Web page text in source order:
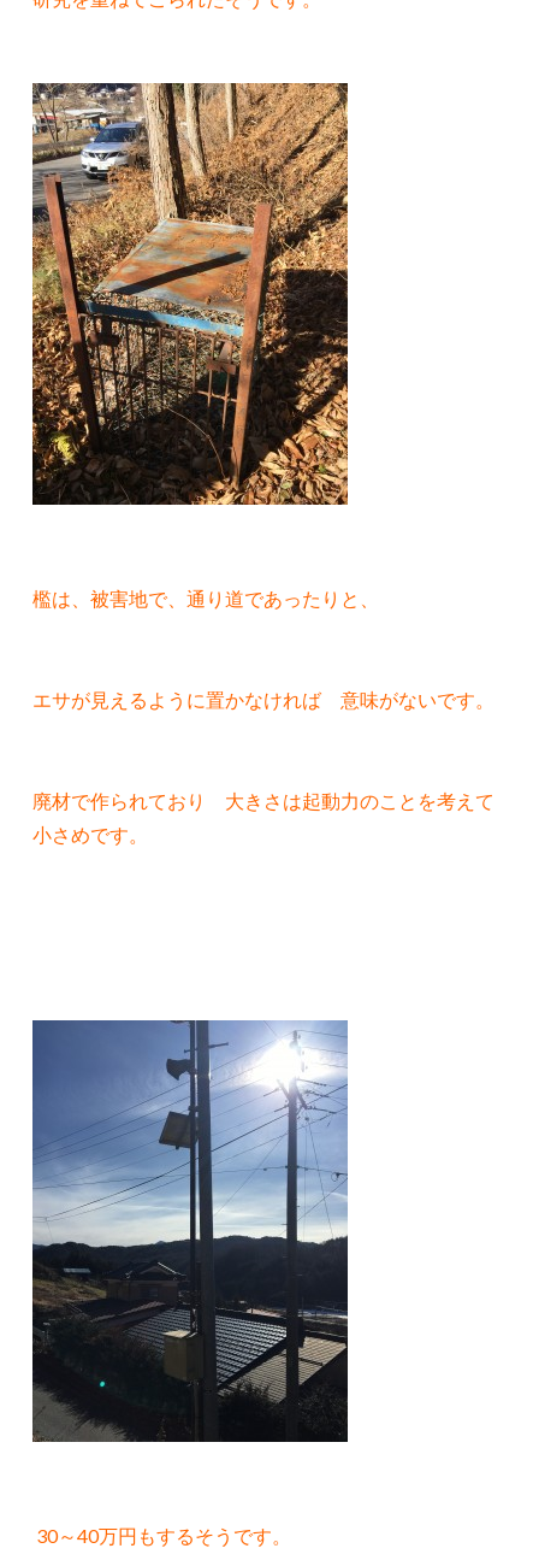
檻は、被害地で、通り道であったりと、
エサが見えるように置かなければ 意味がないです。
廃材で作られており 大きさは起動力のことを考えて
小さめです。
30～40万円もするそうです。